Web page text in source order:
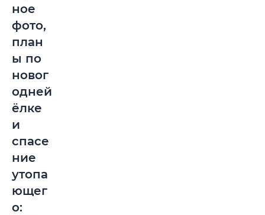
ное
фото,
план
ы по
новог
одней
ёлке
и
спасе
ние
утопа
ющег
о: